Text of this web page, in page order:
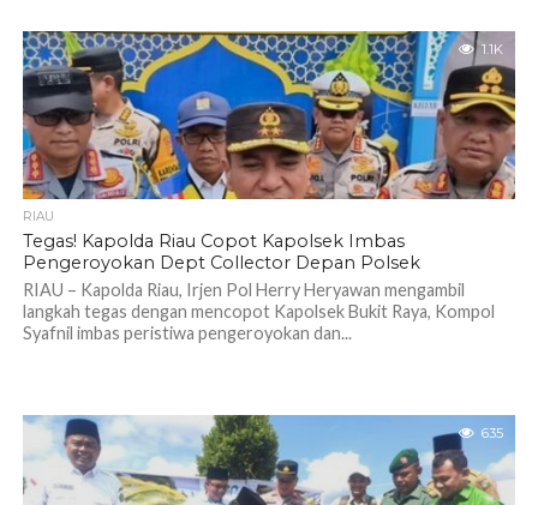
1.1K
RIAU
Tegas! Kapolda Riau Copot Kapolsek Imbas
Pengeroyokan Dept Collector Depan Polsek
RIAU – Kapolda Riau, Irjen Pol Herry Heryawan mengambil
langkah tegas dengan mencopot Kapolsek Bukit Raya, Kompol
Syafnil imbas peristiwa pengeroyokan dan...
635